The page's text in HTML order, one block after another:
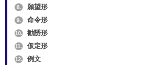
8. 願望形
9. 命令形
10. 勧誘形
11. 仮定形
12. 例文